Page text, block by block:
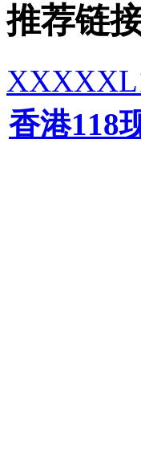
推荐链
香港118